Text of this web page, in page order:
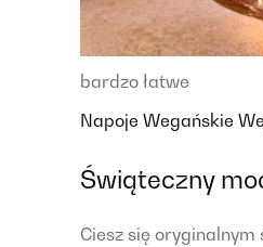
bardzo łatwe
Napoje Wegańskie
Świąteczny
Ciesz się